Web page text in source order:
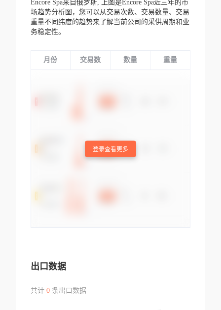
Encore Spa来自俄罗斯,
上图是Encore Spa近三年的市
场趋势分析图，您可以从交易次数、交易数量、交易
重量不同纬度的趋势来了解当前公司的采供周期和业
务稳定性。
月份 交易数 数量 重量
登录查看更多
出口数据
共计 0条出口数据